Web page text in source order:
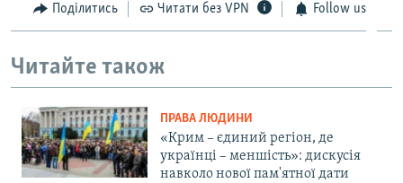
Поділитись Читати без VPN Follow us
Читайте також
ПРАВА ЛЮДИНИ
«Крим – єдиний регіон, де
українці – меншість»: дискусія
навколо нової пам'ятної дати